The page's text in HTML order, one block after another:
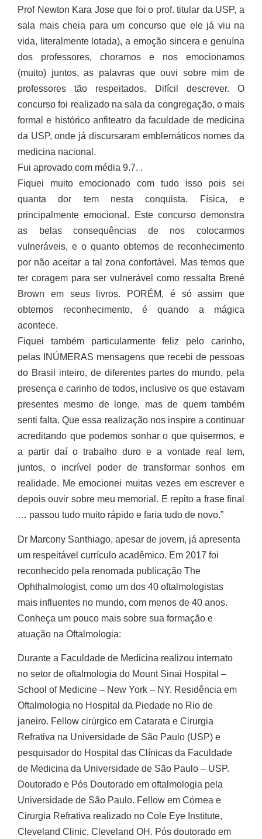
Prof Newton Kara Jose que foi o prof. titular da USP, a
sala mais cheia para um concurso que ele já viu na
vida, literalmente lotada), a emoção sincera e genuína
dos professores, choramos e nos emocionamos
(muito) juntos, as palavras que ouvi sobre mim de
professores tão respeitados. Difícil descrever. O
concurso foi realizado na sala da congregação, o mais
formal e histórico anfiteatro da faculdade de medicina
da USP, onde já discursaram emblemáticos nomes da
medicina nacional.
Fui aprovado com média 9.7. .
Fiquei muito emocionado com tudo isso pois sei
quanta dor tem nesta conquista. Física, e
principalmente emocional. Este concurso demonstra
as belas consequências de nos colocarmos
vulneráveis, e o quanto obtemos de reconhecimento
por não aceitar a tal zona confortável. Mas temos que
ter coragem para ser vulnerável como ressalta Brené
Brown em seus livros. PORÉM, é só assim que
obtemos reconhecimento, é quando a mágica
acontece.
Fiquei também particularmente feliz pelo carinho,
pelas INÚMERAS mensagens que recebi de pessoas
do Brasil inteiro, de diferentes partes do mundo, pela
presença e carinho de todos, inclusive os que estavam
presentes mesmo de longe, mas de quem também
senti falta. Que essa realização nos inspire a continuar
acreditando que podemos sonhar o que quisermos, e
a partir daí o trabalho duro e a vontade real tem,
juntos, o incrível poder de transformar sonhos em
realidade. Me emocionei muitas vezes em escrever e
depois ouvir sobre meu memorial. E repito a frase final
… passou tudo muito rápido e faria tudo de novo.”
Dr Marcony Santhiago, apesar de jovem, já apresenta
um respeitável currículo acadêmico. Em 2017 foi
reconhecido pela renomada publicação The
Ophthalmologist, como um dos 40 oftalmologistas
mais influentes no mundo, com menos de 40 anos.
Conheça um pouco mais sobre sua formação e
atuação na Oftalmologia:
Durante a Faculdade de Medicina realizou internato
no setor de oftalmologia do Mount Sinai Hospital –
School of Medicine – New York – NY. Residência em
Oftalmologia no Hospital da Piedade no Rio de
janeiro. Fellow cirúrgico em Catarata e Cirurgia
Refrativa na Universidade de São Paulo (USP) e
pesquisador do Hospital das Clínicas da Faculdade
de Medicina da Universidade de São Paulo – USP.
Doutorado e Pós Doutorado em oftalmologia pela
Universidade de São Paulo. Fellow em Córnea e
Cirurgia Refrativa realizado no Cole Eye Institute,
Cleveland Clinic, Cleveland OH. Pós doutorado em